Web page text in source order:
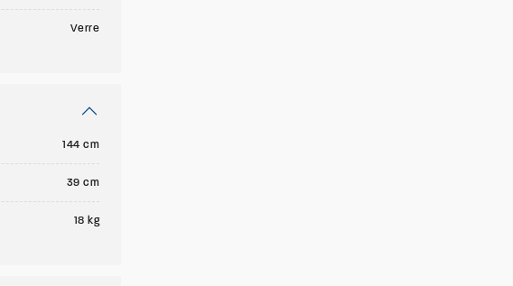
Verre
144 cm
39 cm
18 kg